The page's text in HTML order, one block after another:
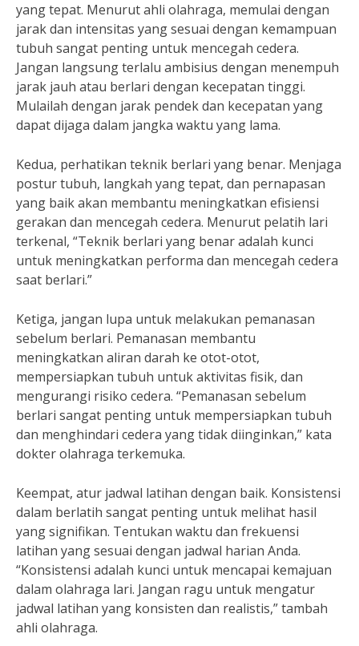
yang tepat. Menurut ahli olahraga, memulai dengan
jarak dan intensitas yang sesuai dengan kemampuan
tubuh sangat penting untuk mencegah cedera.
Jangan langsung terlalu ambisius dengan menempuh
jarak jauh atau berlari dengan kecepatan tinggi.
Mulailah dengan jarak pendek dan kecepatan yang
dapat dijaga dalam jangka waktu yang lama.
Kedua, perhatikan teknik berlari yang benar. Menjaga
postur tubuh, langkah yang tepat, dan pernapasan
yang baik akan membantu meningkatkan efisiensi
gerakan dan mencegah cedera. Menurut pelatih lari
terkenal, “Teknik berlari yang benar adalah kunci
untuk meningkatkan performa dan mencegah cedera
saat berlari.”
Ketiga, jangan lupa untuk melakukan pemanasan
sebelum berlari. Pemanasan membantu
meningkatkan aliran darah ke otot-otot,
mempersiapkan tubuh untuk aktivitas fisik, dan
mengurangi risiko cedera. “Pemanasan sebelum
berlari sangat penting untuk mempersiapkan tubuh
dan menghindari cedera yang tidak diinginkan,” kata
dokter olahraga terkemuka.
Keempat, atur jadwal latihan dengan baik. Konsistensi
dalam berlatih sangat penting untuk melihat hasil
yang signifikan. Tentukan waktu dan frekuensi
latihan yang sesuai dengan jadwal harian Anda.
“Konsistensi adalah kunci untuk mencapai kemajuan
dalam olahraga lari. Jangan ragu untuk mengatur
jadwal latihan yang konsisten dan realistis,” tambah
ahli olahraga.